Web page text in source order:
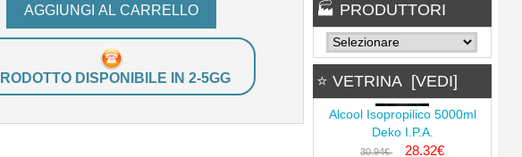
DISPONIBILE IN 2-5GG
Pinza a coccodrillo L 28 mm.
Guaina nera
0.17€
🏭 PRODUTTORI
⭐ VETRINA [VEDI]
Alcool Isopropilico 5000ml
Deko I.P.A.
30.94€ 28.32€